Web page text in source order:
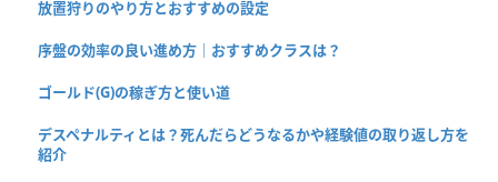
放置狩りのやり方とおすすめの設定
序盤の効率の良い進め方｜おすすめクラスは？
ゴールド(G)の稼ぎ方と使い道
デスペナルティとは？死んだらどうなるかや経験値の取り返し方を
紹介